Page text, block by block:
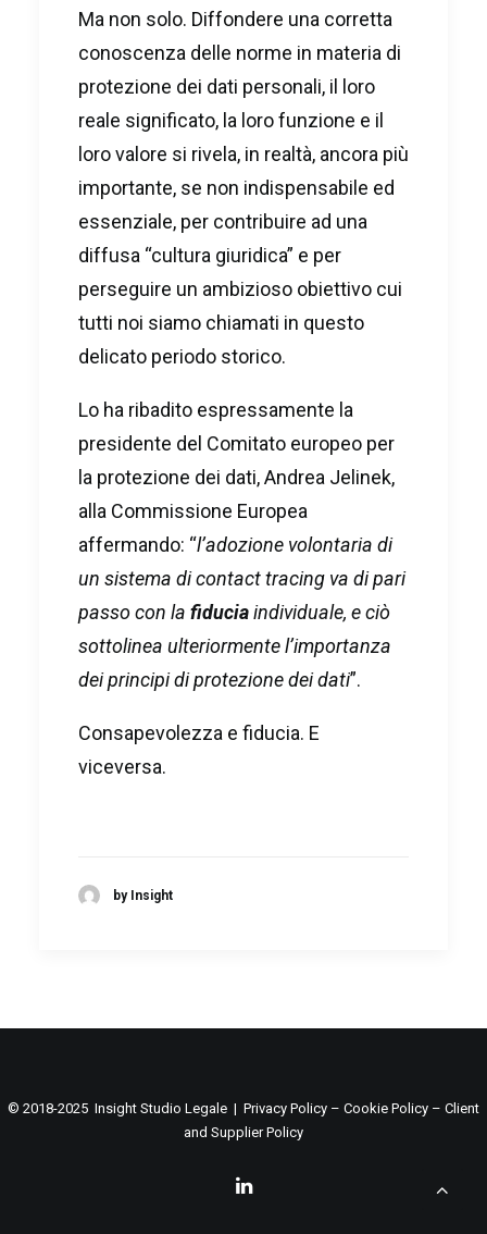
Ma non solo. Diffondere una corretta
conoscenza delle norme in materia di
protezione dei dati personali, il loro
reale significato, la loro funzione e il
loro valore si rivela, in realtà, ancora più
importante, se non indispensabile ed
essenziale, per contribuire ad una
diffusa “cultura giuridica” e per
perseguire un ambizioso obiettivo cui
tutti noi siamo chiamati in questo
delicato periodo storico.
Lo ha ribadito espressamente la
presidente del Comitato europeo per
la protezione dei dati, Andrea Jelinek,
alla Commissione Europea
affermando: “l’adozione volontaria di
un sistema di contact tracing va di pari
passo con la fiduciaindividuale, e ciò
sottolinea ulteriormente l’importanza
dei principi di protezione dei dati”.
Consapevolezza e fiducia. E
viceversa.
by Insight
© 2018-2025 Insight Studio Legale | Privacy Policy – Cookie Policy – Client
and Supplier Policy